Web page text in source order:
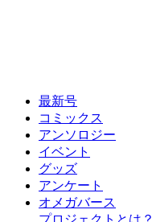
最新号
コミックス
アンソロジー
イベント
グッズ
アンケート
オメガバース